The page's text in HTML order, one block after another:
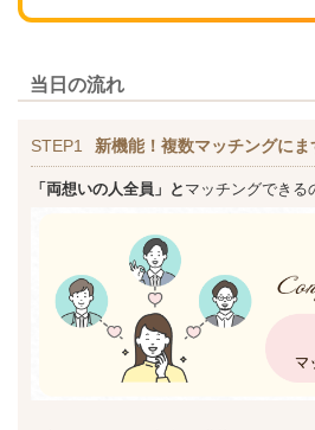
当日の流れ
STEP1 新機能！複数マッチングに
「両想いの人全員」と マッチングできる